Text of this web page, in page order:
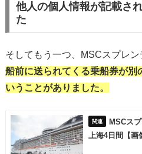
他人の個人情報が記載さ
た
そしてもう一つ、MSCスプレ
船前に送られてくる乗船券が別
いうことがありました。
MSCス
上海4日間【画